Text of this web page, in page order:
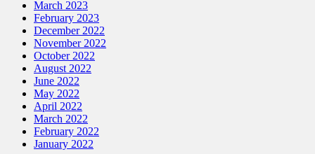
March 2023
February 2023
December 2022
November 2022
October 2022
August 2022
June 2022
May 2022
April 2022
March 2022
February 2022
January 2022